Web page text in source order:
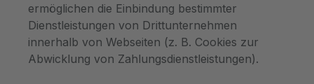
ermöglichen die Einbindung bestimmter
Dienstleistungen von Drittunternehmen
innerhalb von Webseiten (z. B. Cookies zur
Abwicklung von Zahlungsdienstleistungen).